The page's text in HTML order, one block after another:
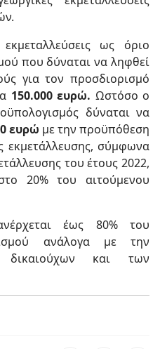
ως όριο
που δύναται να ληφθεί
για τον προσδιορισμό
150.000 ευρώ. Ωστόσο ο
δύναται να
ευρώ με την προϋπόθεση
εκμετάλλευσης, σύμφωνα
του έτους 2022,
20% του αιτούμενου
έως 80% του
ανάλογα με την
δικαιούχων και των